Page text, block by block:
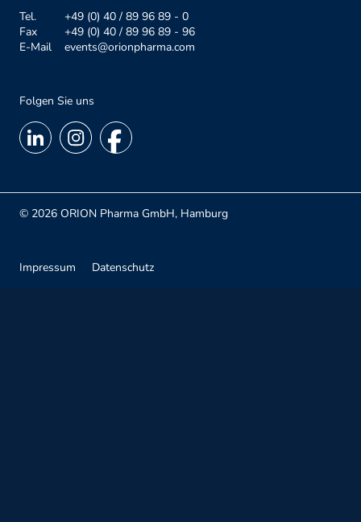
Tel.
+49 (0) 40 / 89 96 89 - 0
Fax
+49 (0) 40 / 89 96 89 - 96
E-Mail
events@orionpharma.com
Folgen Sie uns
© 2026 ORION Pharma GmbH, Hamburg
Impressum Datenschutz